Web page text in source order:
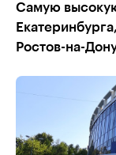
Самую
Ростов-на-